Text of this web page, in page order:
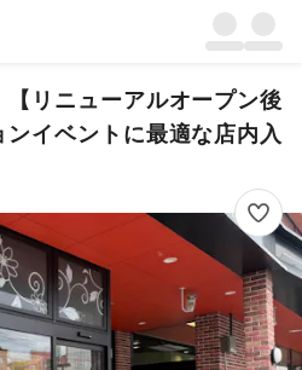
【リニューアルオープン後
イベントに最適な店内入